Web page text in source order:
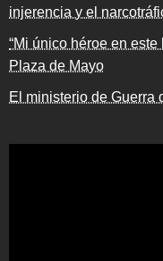
injerencia y el
“Mi único héroe en
Plaza de Mayo
El ministerio de Guerra